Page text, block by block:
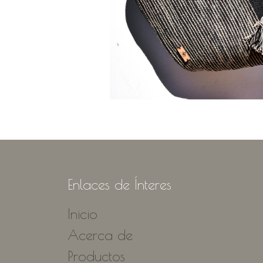
Enlaces de Ínteres
Inicio
Acerca de
Productos